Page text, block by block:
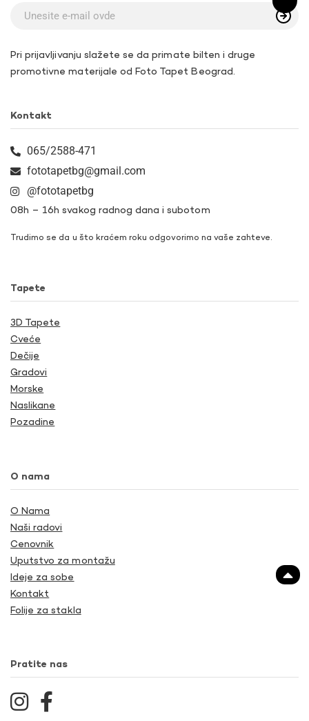
Pri prijavljivanju slažete se da primate bilten i druge
promotivne materijale od Foto Tapet Beograd.
Kontakt
065/2588-471
fototapetbg@gmail.com
@fototapetbg
08h – 16h svakog radnog dana i subotom
Trudimo se da u što kraćem roku odgovorimo na vaše zahteve.
Tapete
3D Tapete
Cveće
Dečije
Gradovi
Morske
Naslikane
Pozadine
O nama
O Nama
Naši radovi
Cenovnik
Uputstvo za montažu
Ideje za sobe
Kontakt
Folije za stakla
Pratite nas